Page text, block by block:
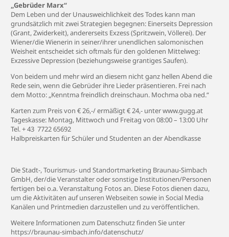
„Gebrüder Marx“
Dem Leben und der Unausweichlichkeit des Todes kann man
grundsätzlich mit zwei Strategien begegnen: Einerseits Depression
(Grant, Zwiderkeit), andererseits Exzess (Spritzwein, Völlerei). Der
Wiener/die Wienerin in seiner/ihrer unendlichen salomonischen
Weisheit entscheidet sich oftmals für den goldenen Mittelweg:
Exzessive Depression (beziehungsweise grantiges Saufen).
Von beidem und mehr wird an diesem nicht ganz hellen Abend die
Rede sein, wenn die Gebrüder ihre Lieder präsentieren. Frei nach
dem Motto: „Kenntma freindlich dreinschaun. Mochma oba ned.“
Karten zum Preis von € 26,-/ ermäßigt € 24,- unter www.gugg.at
Tageskasse: Montag, Mittwoch und Freitag von 08:00 – 13:00 Uhr
Tel. + 43 7722 65692
Halbpreiskarten für Schüler und Studenten an der Abendkasse
Die Stadt-, Tourismus- und Standortmarketing Braunau-Simbach
GmbH, der/die Veranstalter oder sonstige Institutionen/Personen
fertigen bei o.a. Veranstaltung Fotos an. Diese Fotos dienen dazu,
um die Aktivitäten auf unseren Webseiten sowie in Social Media
Kanälen und Printmedien darzustellen und zu veröffentlichen.
Weitere Informationen zum Datenschutz finden Sie unter
https://braunau-simbach.info/datenschutz/